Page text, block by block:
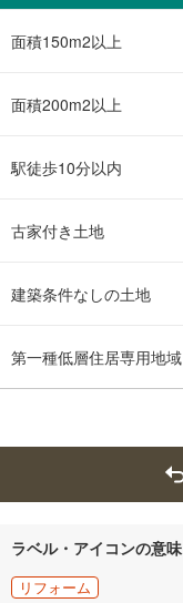
面積150m2以上
面積200m2以上
駅徒歩10分以内
古家付き土地
建築条件なしの土地
第一種低層住居専用地域
ラベル・アイコンの意味
リフォーム